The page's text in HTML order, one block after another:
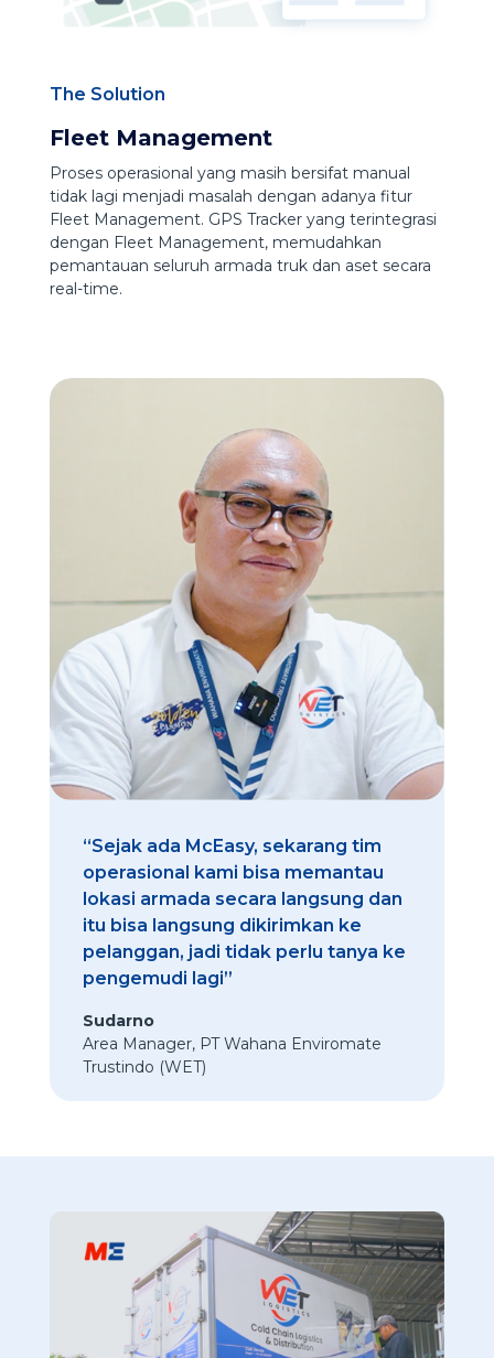
The Solution
Fleet Management
Proses operasional yang masih bersifat manual
tidak lagi menjadi masalah dengan adanya fitur
Fleet Management. GPS Tracker yang terintegrasi
dengan Fleet Management, memudahkan
pemantauan seluruh armada truk dan aset secara
real-time.
“Sejak ada McEasy, sekarang tim
operasional kami bisa memantau
lokasi armada secara langsung dan
itu bisa langsung dikirimkan ke
pelanggan, jadi tidak perlu tanya ke
pengemudi lagi”
Sudarno
Area Manager, PT Wahana Enviromate
Trustindo (WET)